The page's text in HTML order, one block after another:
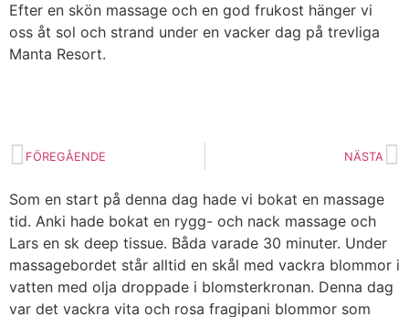
Efter en skön massage och en god frukost hänger vi
oss åt sol och strand under en vacker dag på trevliga
Manta Resort.
FÖREGÅENDE NÄSTA
Som en start på denna dag hade vi bokat en massage
tid. Anki hade bokat en rygg- och nack massage och
Lars en sk deep tissue. Båda varade 30 minuter. Under
massagebordet står alltid en skål med vackra blommor i
vatten med olja droppade i blomsterkronan. Denna dag
var det vackra vita och rosa fragipani blommor som